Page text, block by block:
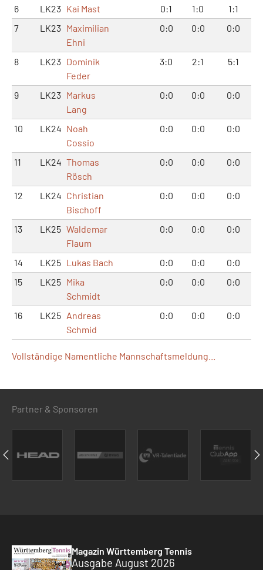
6 LK23 Kai Mast 0:1 1:0
1:1
7
LK23 Maximilian
Ehni
0:0 0:0 0:0
8 LK23 Dominik
Feder
3:0 2:1 5:1
9 LK23 Markus
Lang
0:0 0:0 0:0
10 LK24 Noah
Cossio
0:0 0:0 0:0
11 LK24 Thomas
Rösch
0:0 0:0 0:0
12 LK24 Christian
Bischoff
0:0 0:0 0:0
13 LK25 Waldemar
Flaum
0:0 0:0 0:0
14 LK25 Lukas Bach 0:0 0:0
0:0
15
LK25 Mika
Schmidt
0:0 0:0 0:0
16 LK25 Andreas
Schmid
0:0 0:0 0:0
Vollständige Namentliche Mannschaftsmeldung...
Partner & Sponsoren
Magazin Württemberg Tennis
Ausgabe August 2026